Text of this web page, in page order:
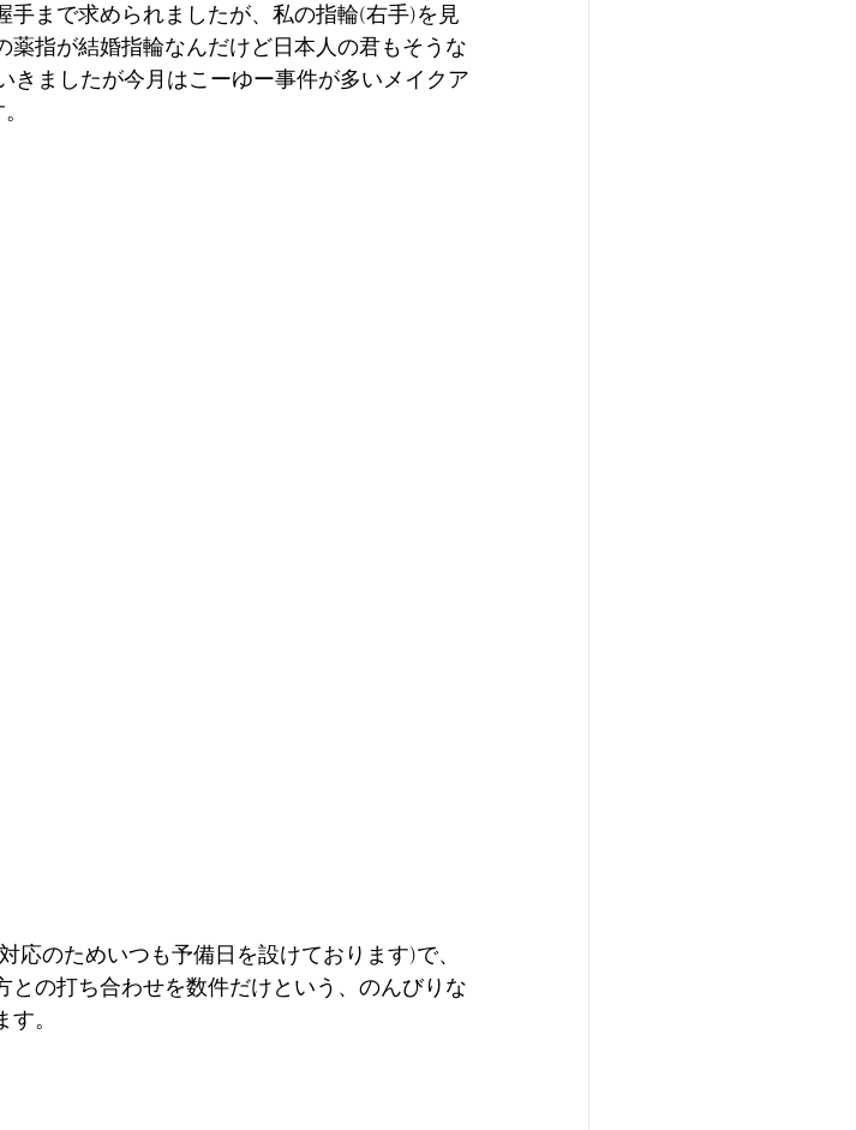
まで求められましたが、私の指輪(右手)を見
指が結婚指輪なんだけど日本人の君もそうな
きましたが今月はこーゆー事件が多いメイクア
応のためいつも予備日を設けております)で、
の打ち合わせを数件だけという、のんびりな
。